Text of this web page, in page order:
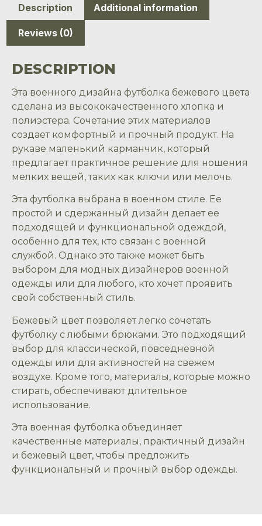
Description Additional information
Reviews (0)
DESCRIPTION
Эта военного дизайна футболка бежевого цвета
сделана из высококачественного хлопка и
полиэстера. Сочетание этих материалов
создает комфортный и прочный продукт. На
рукаве маленький карманчик, который
предлагает практичное решение для ношения
мелких вещей, таких как ключи или мелочь.
Эта футболка выбрана в военном стиле. Ее
простой и сдержанный дизайн делает ее
подходящей и функциональной одеждой,
особенно для тех, кто связан с военной
службой. Однако это также может быть
выбором для модных дизайнеров военной
одежды или для любого, кто хочет проявить
свой собственный стиль.
Бежевый цвет позволяет легко сочетать
футболку с любыми брюками. Это подходящий
выбор для классической, повседневной
одежды или для активностей на свежем
воздухе. Кроме того, материалы, которые можно
стирать, обеспечивают длительное
использование.
Эта военная футболка объединяет
качественные материалы, практичный дизайн
и бежевый цвет, чтобы предложить
функциональный и прочный выбор одежды.